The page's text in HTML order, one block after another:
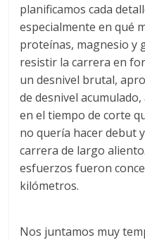
planificamos cada
especialmente en qué
proteínas, magnesio y
resistir la carrera en
un desnivel brutal,
de desnivel
en el tiempo de corte
no quería hacer debut
carrera de largo
esfuerzos fueron
kilómetros.
Nos juntamos muy